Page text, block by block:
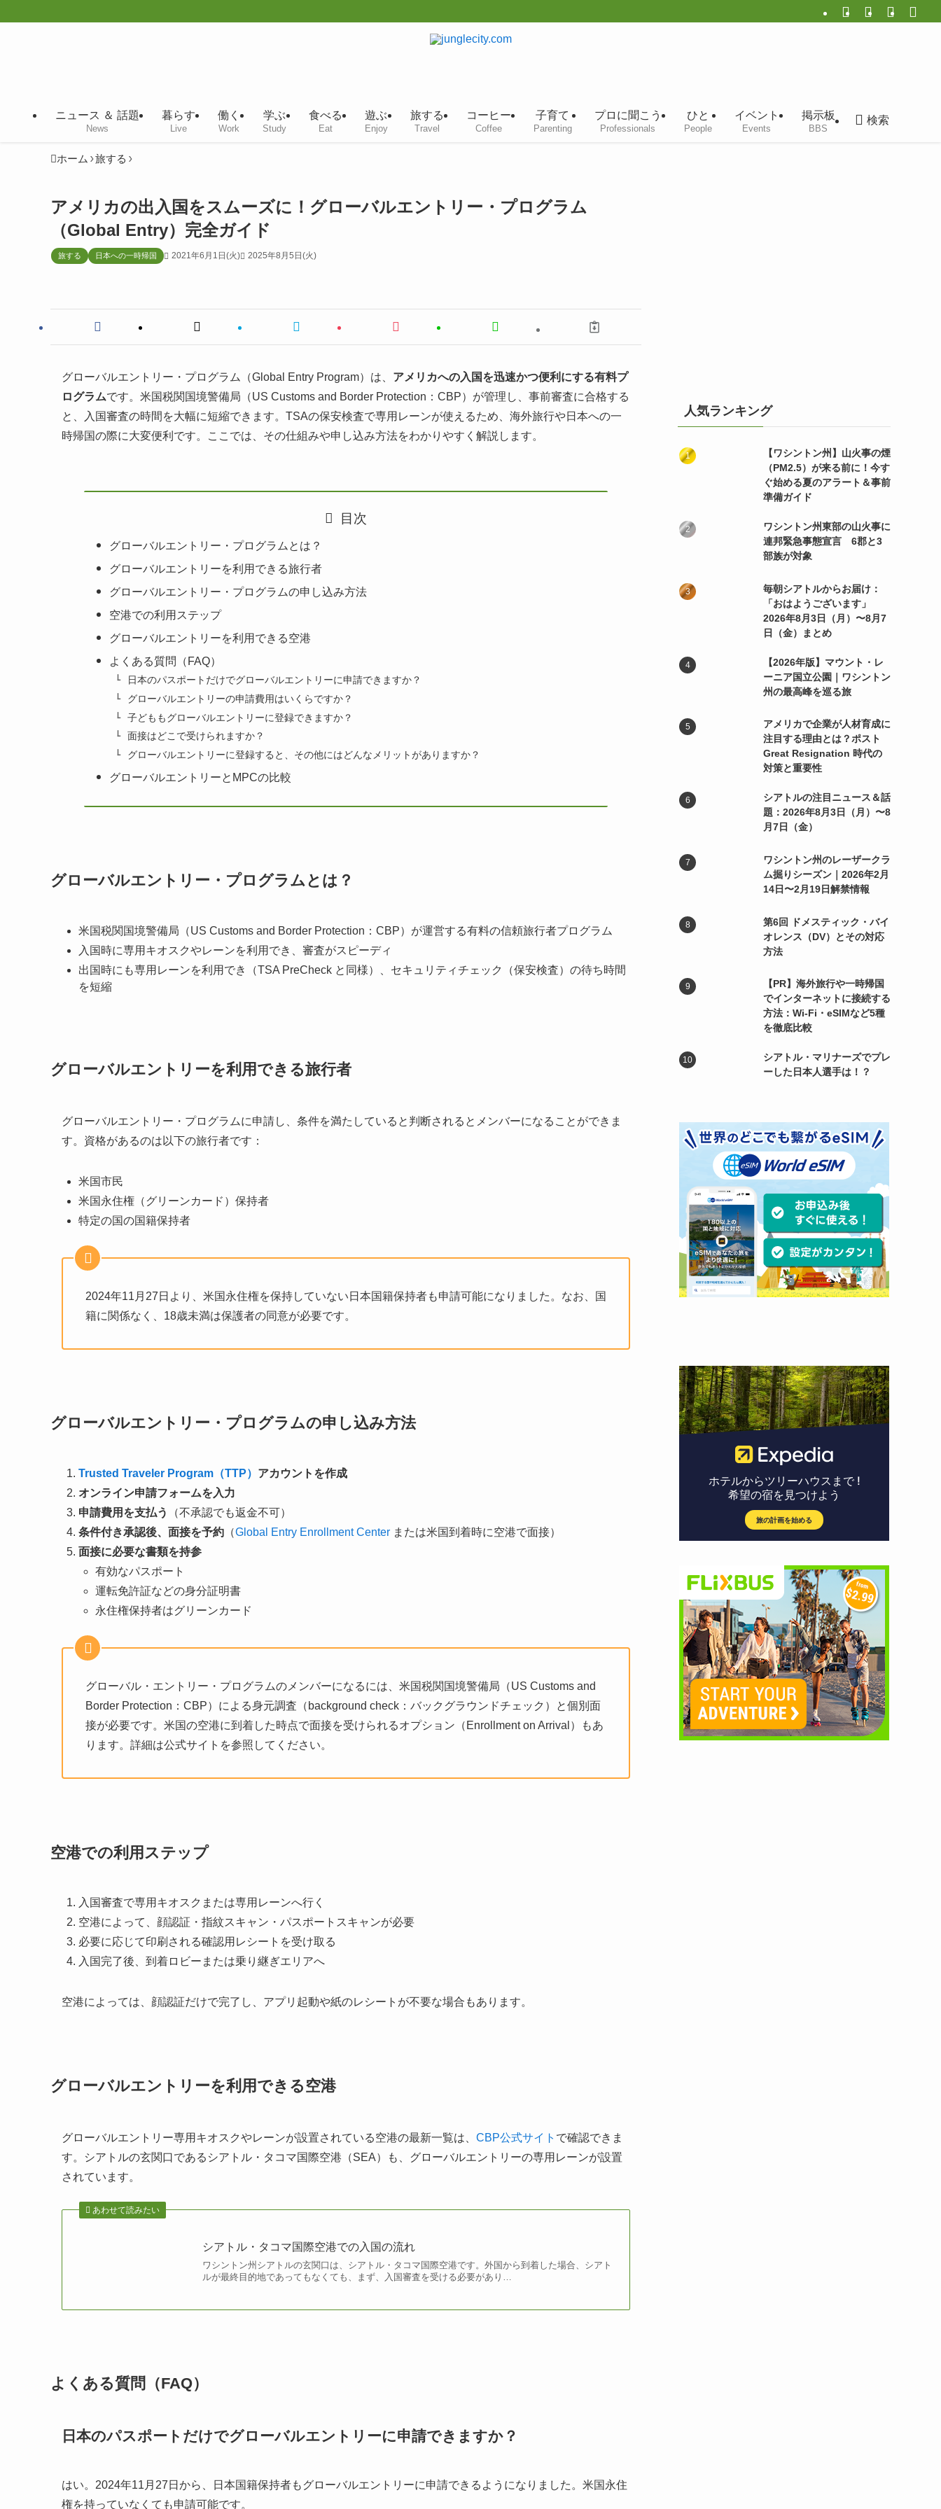
ニュース ＆ 話題
News
暮らす
Live
働く
Work
学ぶ
Study
食べる
Eat
遊ぶ
Enjoy
旅する
Travel
コーヒー
Coffee
子育て
Parenting
プロに聞こう
Professionals
ひと
People
イベント
Events
掲示板
BBS
検索
ホーム 旅する
アメリカの出入国をスムーズに！グローバルエントリー・プログラム
（Global Entry）完全ガイド
旅する 日本への一時帰国 2021年6月1日(火) 2025年8月5日(火)
グローバルエントリー・プログラム（Global Entry Program）は、 アメリカへの入国を迅速かつ便利にする有料プ
ログラムです。米国税関国境警備局（US Customs and Border Protection：CBP）が管理し、事前審査に合格する
と、入国審査の時間を大幅に短縮できます。TSAの保安検査で専用レーンが使えるため、海外旅行や日本への一
時帰国の際に大変便利です。ここでは、その仕組みや申し込み方法をわかりやすく解説します。
目次
グローバルエントリー・プログラムとは？
グローバルエントリーを利用できる旅行者
グローバルエントリー・プログラムの申し込み方法
空港での利用ステップ
グローバルエントリーを利用できる空港
よくある質問（FAQ）
日本のパスポートだけでグローバルエントリーに申請できますか？
グローバルエントリーの申請費用はいくらですか？
子どももグローバルエントリーに登録できますか？
面接はどこで受けられますか？
グローバルエントリーに登録すると、その他にはどんなメリットがありますか？
グローバルエントリーとMPCの比較
グローバルエントリー・プログラムとは？
米国税関国境警備局（US Customs and Border Protection：CBP）が運営する有料の信頼旅行者プログラム
入国時に専用キオスクやレーンを利用でき、審査がスピーディ
出国時にも専用レーンを利用でき（TSA PreCheck と同様）、セキュリティチェック（保安検査）の待ち時間
を短縮
グローバルエントリーを利用できる旅行者
グローバルエントリー・プログラムに申請し、条件を満たしていると判断されるとメンバーになることができま
す。資格があるのは以下の旅行者です：
米国市民
米国永住権（グリーンカード）保持者
特定の国の国籍保持者
2024年11月27日より、米国永住権を保持していない日本国籍保持者も申請可能になりました。なお、国
籍に関係なく、18歳未満は保護者の同意が必要です。
グローバルエントリー・プログラムの申し込み方法
Trusted Traveler Program（TTP） アカウントを作成
オンライン申請フォームを入力
申請費用を支払う
（不承認でも返金不可）
条件付き承認後、面接を予約 （Global Entry Enrollment Center または米国到着時に空港で面接）
面接に必要な書類を持参
有効なパスポート
運転免許証などの身分証明書
永住権保持者はグリーンカード
グローバル・エントリー・プログラムのメンバーになるには、米国税関国境警備局（US Customs and
Border Protection：CBP）による身元調査（background check：バックグラウンドチェック）と個別面
接が必要です。米国の空港に到着した時点で面接を受けられるオプション（Enrollment on Arrival）もあ
ります。詳細は公式サイトを参照してください。
空港での利用ステップ
入国審査で専用キオスクまたは専用レーンへ行く
空港によって、顔認証・指紋スキャン・パスポートスキャンが必要
必要に応じて印刷される確認用レシートを受け取る
入国完了後、到着ロビーまたは乗り継ぎエリアへ
空港によっては、顔認証だけで完了し、アプリ起動や紙のレシートが不要な場合もあります。
グローバルエントリーを利用できる空港
グローバルエントリー専用キオスクやレーンが設置されている空港の最新一覧は、 CBP公式サイト で確認できま
す。シアトルの玄関口であるシアトル・タコマ国際空港（SEA）も、グローバルエントリーの専用レーンが設置
されています。
あわせて読みたい
シアトル・タコマ国際空港での入国の流れ
ワシントン州シアトルの玄関口は、シアトル・タコマ国際空港です。外国から到着した場合、シアト
ルが最終目的地であってもなくても、まず、入国審査を受ける必要があり…
よくある質問（FAQ）
日本のパスポートだけでグローバルエントリーに申請できますか？
はい。2024年11月27日から、日本国籍保持者もグローバルエントリーに申請できるようになりました。米国永住
権を持っていなくても申請可能です。
人気ランキング
【ワシントン州】山火事の煙
（PM2.5）が来る前に！今す
ぐ始める夏のアラート＆事前
準備ガイド
ワシントン州東部の山火事に
連邦緊急事態宣言 6郡と3
部族が対象
毎朝シアトルからお届け：
「おはようございます」
2026年8月3日（月）〜8月7
日（金）まとめ
【2026年版】マウント・レ
ーニア国立公園｜ワシントン
州の最高峰を巡る旅
アメリカで企業が人材育成に
注目する理由とは？ポスト
Great Resignation 時代の
対策と重要性
シアトルの注目ニュース＆話
題：2026年8月3日（月）〜8
月7日（金）
ワシントン州のレーザークラ
ム掘りシーズン｜2026年2月
14日〜2月19日解禁情報
第6回 ドメスティック・バイ
オレンス（DV）とその対応
方法
【PR】海外旅行や一時帰国
でインターネットに接続する
方法：Wi-Fi・eSIMなど5種
を徹底比較
シアトル・マリナーズでプレ
ーした日本人選手は！？